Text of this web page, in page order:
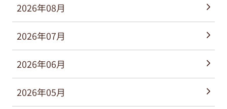
2026年08月
2026年07月
2026年06月
2026年05月